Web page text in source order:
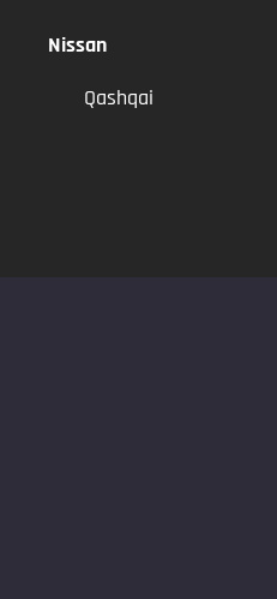
Nissan
Qashqai